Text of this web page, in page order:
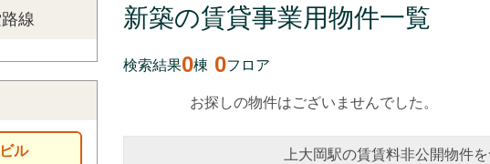
路線
ル
新築の賃貸事業用物件一覧
検索結果0棟 0フロア
お探しの物件はございませんでした。
上大岡駅の賃賃料非公開物件